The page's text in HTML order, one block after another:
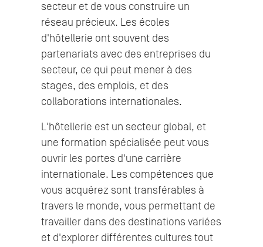
secteur et de vous construire un
réseau précieux. Les écoles
d'hôtellerie ont souvent des
partenariats avec des entreprises du
secteur, ce qui peut mener à des
stages, des emplois, et des
collaborations internationales.
L'hôtellerie est un secteur global, et
une formation spécialisée peut vous
ouvrir les portes d'une carrière
internationale. Les compétences que
vous acquérez sont transférables à
travers le monde, vous permettant de
travailler dans des destinations variées
et d'explorer différentes cultures tout